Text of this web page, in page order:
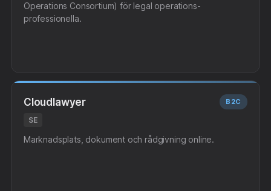
Operations Consortium) för legal operations-
professionella.
Cloudlawyer
SE
B2C
Marknadsplats, dokument och rådgivning online.